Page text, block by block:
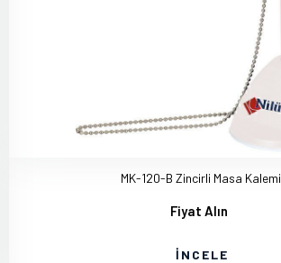
MK-120-B Zincirli Masa Kalemi
Fiyat Alın
İNCELE